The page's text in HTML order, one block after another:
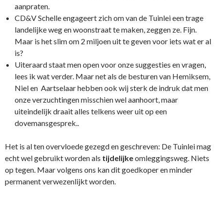
aanpraten.
CD&V Schelle engageert zich om van de Tuinlei een trage
landelijke weg en woonstraat te maken, zeggen ze. Fijn.
Maar is het slim om 2 miljoen uit te geven voor iets wat er al
is?
Uiteraard staat men open voor onze suggesties en vragen,
lees ik wat verder. Maar net als de besturen van Hemiksem,
Niel en Aartselaar hebben ook wij sterk de indruk dat men
onze verzuchtingen misschien wel aanhoort, maar
uiteindelijk draait alles telkens weer uit op een
dovemansgesprek..
Het is al ten overvloede gezegd en geschreven: De Tuinlei mag
echt wel gebruikt worden als tijdelijkeomleggingsweg. Niets
op tegen. Maar volgens ons kan dit goedkoper en minder
permanent verwezenlijkt worden.